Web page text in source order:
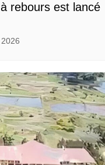
rebours est lancé